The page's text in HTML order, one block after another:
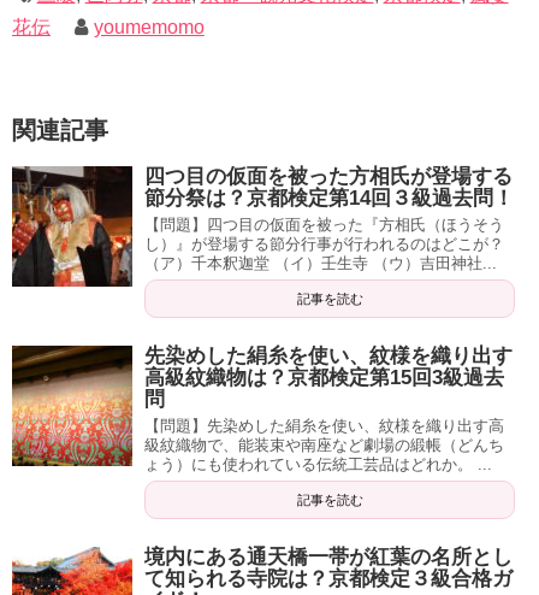
花伝
youmemomo
関連記事
四つ目の仮面を被った方相氏が登場する
節分祭は？京都検定第14回３級過去問！
【問題】四つ目の仮面を被った『方相氏（ほうそう
し）』が登場する節分行事が行われるのはどこが？
（ア）千本釈迦堂 （イ）壬生寺 （ウ）吉田神社...
記事を読む
先染めした絹糸を使い、紋様を織り出す
高級紋織物は？京都検定第15回3級過去
問
【問題】先染めした絹糸を使い、紋様を織り出す高
級紋織物で、能装束や南座など劇場の緞帳（どんち
ょう）にも使われている伝統工芸品はどれか。 ...
記事を読む
境内にある通天橋一帯が紅葉の名所とし
て知られる寺院は？京都検定３級合格ガ